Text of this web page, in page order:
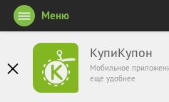
КупиКупон
Мобильное
ещё удобнее
Меню